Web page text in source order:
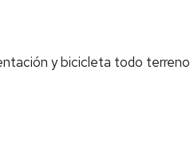
y bicicleta todo